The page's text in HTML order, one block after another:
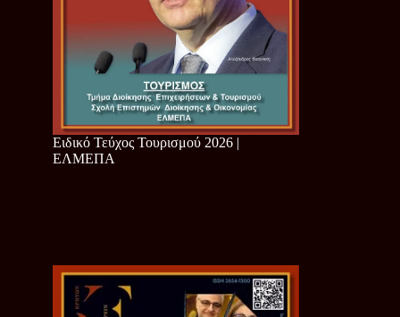
Ειδικό Τεύχος Τουρισμού 2026 |
ΕΛΜΕΠΑ